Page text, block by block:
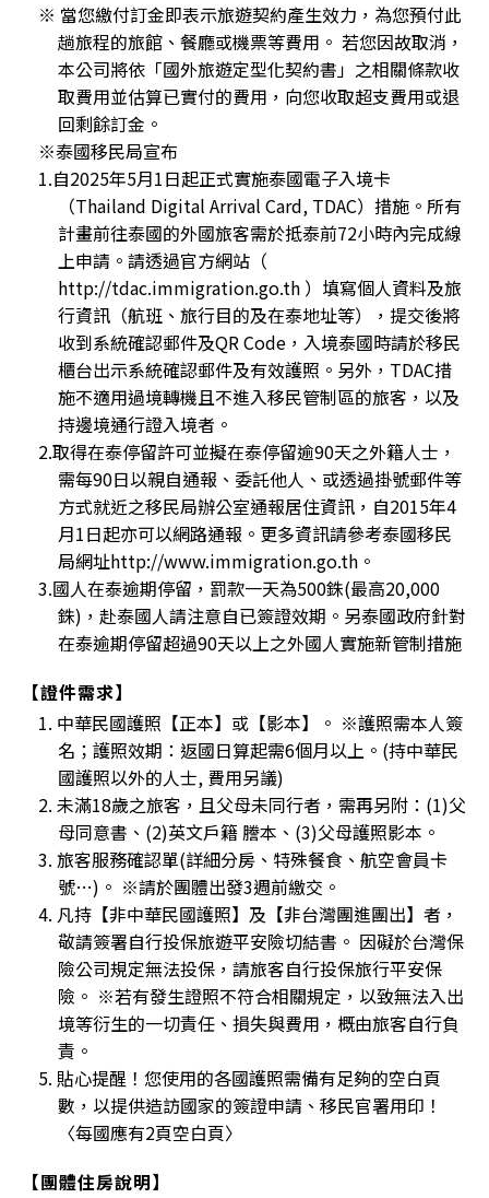
※ 當您繳付訂金即表示旅遊契約產生效力，為您預付此
趟旅程的旅館、餐廳或機票等費用。 若您因故取消，
本公司將依「國外旅遊定型化契約書」之相關條款收
取費用並估算已實付的費用，向您收取超支費用或退
回剩餘訂金。
※泰國移民局宣布
1.自2025年5月1日起正式實施泰國電子入境卡
（Thailand Digital Arrival Card, TDAC）措施。所有
計畫前往泰國的外國旅客需於抵泰前72小時內完成線
上申請。請透過官方網站（
http://tdac.immigration.go.th ）填寫個人資料及旅
行資訊（航班、旅行目的及在泰地址等），提交後將
收到系統確認郵件及QR Code，入境泰國時請於移民
櫃台出示系統確認郵件及有效護照。另外，TDAC措
施不適用過境轉機且不進入移民管制區的旅客，以及
持邊境通行證入境者。
2.取得在泰停留許可並擬在泰停留逾90天之外籍人士，
需每90日以親自通報、委託他人、或透過掛號郵件等
方式就近之移民局辦公室通報居住資訊，自2015年4
月1日起亦可以網路通報。更多資訊請參考泰國移民
局網址http://www.immigration.go.th。
3.國人在泰逾期停留，罰款一天為500銖(最高20,000
銖)，赴泰國人請注意自已簽證效期。另泰國政府針對
在泰逾期停留超過90天以上之外國人實施新管制措施
【證件需求】
1. 中華民國護照【正本】或【影本】。 ※護照需本人簽
名；護照效期：返國日算起需6個月以上。(持中華民
國護照以外的人士, 費用另議)
2. 未滿18歲之旅客，且父母未同行者，需再另附：(1)父
母同意書、(2)英文戶籍 謄本、(3)父母護照影本。
3. 旅客服務確認單(詳細分房、特殊餐食、航空會員卡
號…)。 ※請於團體出發3週前繳交。
4. 凡持【非中華民國護照】及【非台灣團進團出】者，
敬請簽署自行投保旅遊平安險切結書。 因礙於台灣保
險公司規定無法投保，請旅客自行投保旅行平安保
險。 ※若有發生證照不符合相關規定，以致無法入出
境等衍生的一切責任、損失與費用，概由旅客自行負
責。
5. 貼心提醒！您使用的各國護照需備有足夠的空白頁
數，以提供造訪國家的簽證申請、移民官署用印！
〈每國應有2頁空白頁〉
【團體住房說明】